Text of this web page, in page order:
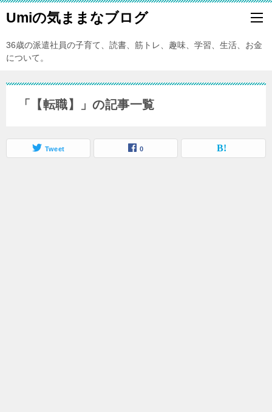
Umiの気ままなブログ
36歳の派遣社員の子育て、読書、筋トレ、趣味、学習、生活、お金
について。
「【転職】」の記事一覧
Tweet 0